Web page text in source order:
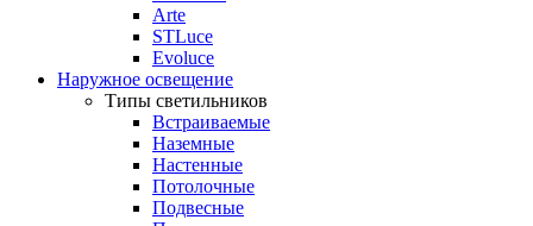
Arte
STLuce
Evoluce
Наружное освещение
Типы светильников
Встраиваемые
Наземные
Настенные
Потолочные
Подвесные